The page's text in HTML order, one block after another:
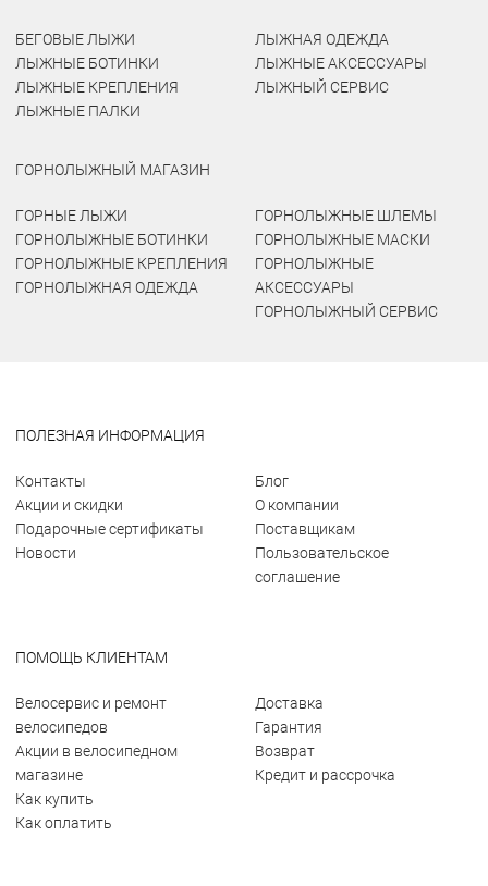
БЕГОВЫЕ ЛЫЖИ
ЛЫЖНЫЕ БОТИНКИ
ЛЫЖНЫЕ КРЕПЛЕНИЯ
ЛЫЖНЫЕ ПАЛКИ
ЛЫЖНАЯ ОДЕЖДА
ЛЫЖНЫЕ АКСЕССУАРЫ
ЛЫЖНЫЙ СЕРВИС
ГОРНОЛЫЖНЫЙ МАГАЗИН
ГОРНЫЕ ЛЫЖИ
ГОРНОЛЫЖНЫЕ БОТИНКИ
ГОРНОЛЫЖНЫЕ КРЕПЛЕНИЯ
ГОРНОЛЫЖНАЯ ОДЕЖДА
ГОРНОЛЫЖНЫЕ ШЛЕМЫ
ГОРНОЛЫЖНЫЕ МАСКИ
ГОРНОЛЫЖНЫЕ
АКСЕССУАРЫ
ГОРНОЛЫЖНЫЙ СЕРВИС
ПОЛЕЗНАЯ ИНФОРМАЦИЯ
Контакты
Акции и скидки
Подарочные сертификаты
Новости
Блог
О компании
Поставщикам
Пользовательское
соглашение
ПОМОЩЬ КЛИЕНТАМ
Велосервис и ремонт
велосипедов
Акции в велосипедном
магазине
Как купить
Как оплатить
Доставка
Гарантия
Возврат
Кредит и рассрочка